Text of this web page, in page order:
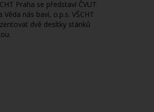
Praha se představí ČVUT
Věda nás baví, o.p.s. VŠCHT
dvě desítky stánků